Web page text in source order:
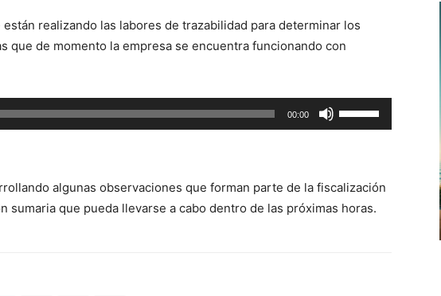
flecha
arriba/abajo
aumentar
o
realizando las labores de trazabilidad para determinar los
que de momento la empresa se encuentra funcionando con
00:00
las
flecha
arriba/abajo
algunas observaciones que forman parte de la fiscalización
sumaria que pueda llevarse a cabo dentro de las próximas horas.